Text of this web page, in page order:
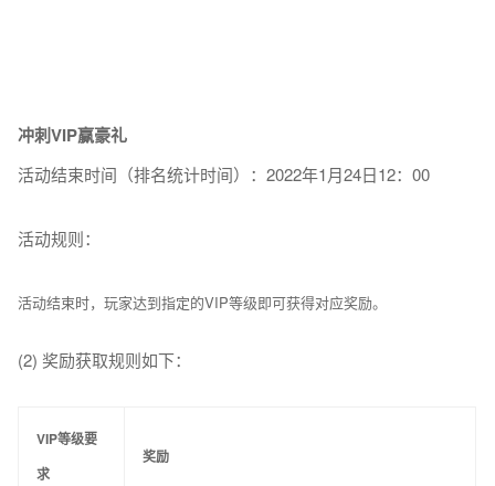
冲刺VIP赢豪礼
活动结束时间（排名统计时间）：2022年1月24日12：00
活动规则：
活动结束时，玩家达到指定的VIP等级即可获得对应奖励。
(2) 奖励获取规则如下：
VIP等级要
求
奖励